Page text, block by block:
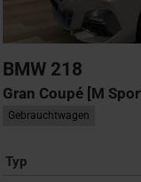
BMW 218
Gran Coupé [M
Gebrauchtwagen
Typ